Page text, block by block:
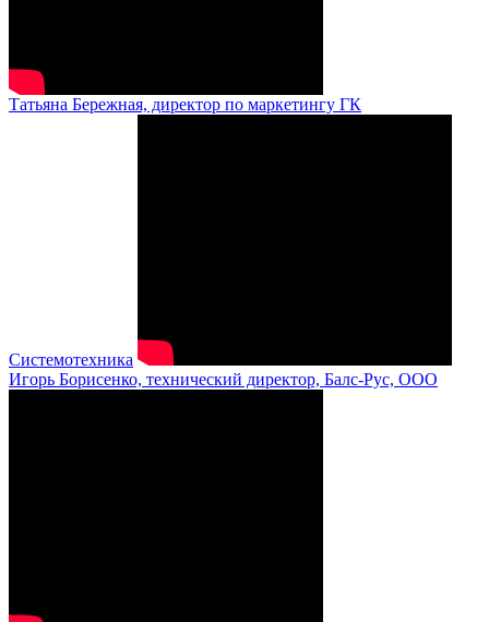
Татьяна Бережная, директор по маркетингу ГК
Системотехника
Игорь Борисенко, технический директор, Балс-Рус, ООО